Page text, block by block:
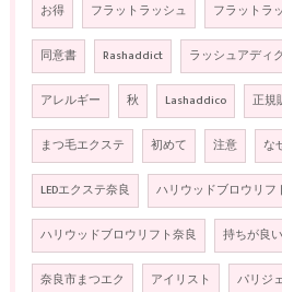
お得 フラットラッシュ フラットラ
同意書 Rashaddict ラッシュアディ
アレルギー 秋 Lashaddico 正規
まつ毛エクステ 初めて 注意 な
LEDエクステ奈良 ハリウッドブロウリフ
ハリウッドブロウリフト奈良 持ちが良い
奈良市まつエク アイリスト パリジ